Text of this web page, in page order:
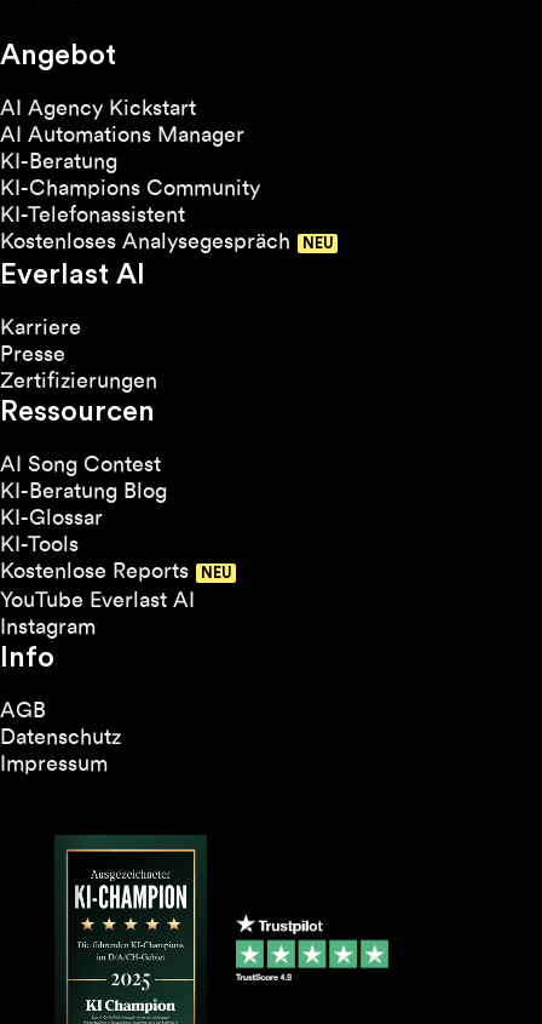
Angebot
AI Agency Kickstart
AI Automations Manager
KI-Beratung
KI-Champions Community
KI-Telefonassistent
Kostenloses Analysegespräch
Everlast AI
Karriere
Presse
Zertifizierungen
Ressourcen
AI Song Contest
KI-Beratung Blog
KI-Glossar
KI-Tools
Kostenlose Reports
YouTube Everlast AI
Instagram
Info
AGB
Datenschutz
Impressum